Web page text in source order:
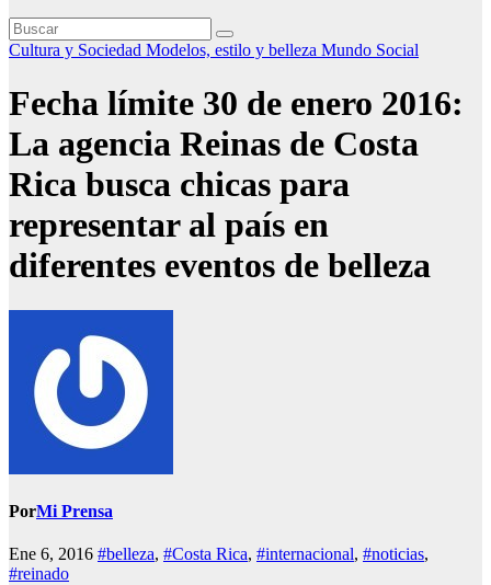
Cultura y Sociedad Modelos, estilo y belleza Mundo Social
Fecha límite 30 de enero 2016:
La agencia Reinas de Costa
Rica busca chicas para
representar al país en
diferentes eventos de belleza
PorMi Prensa
Ene 6, 2016 #belleza, #Costa Rica, #internacional, #noticias,
#reinado